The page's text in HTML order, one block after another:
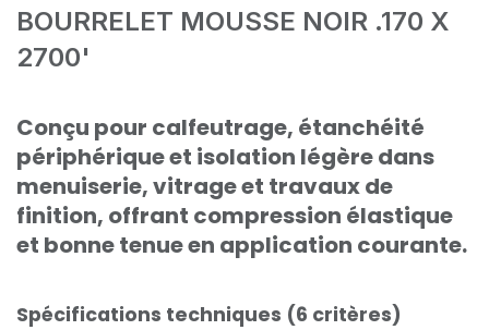
BOURRELET MOUSSE NOIR .170 X
2700'
Conçu pour calfeutrage, étanchéité
périphérique et isolation légère dans
menuiserie, vitrage et travaux de
finition, offrant compression élastique
et bonne tenue en application courante.
Spécifications techniques (6 critères)